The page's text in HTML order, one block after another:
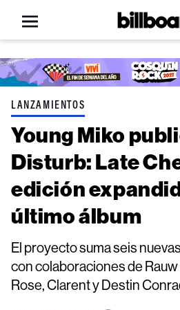
Open
menu
Billboard
LANZAMIENTOS
Young Miko
Disturb: Late
edición
último álbum
El proyecto suma seis
con colaboraciones de
Rose, Clarent y Destin